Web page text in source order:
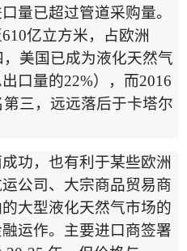
量已超过管道采购量。
610亿立方米，占欧洲
美国已成为液化天然气
口量的22%），而2016
第三，远远落后于卡塔尔
功，也有利于某些欧洲
公司、大宗商品贸易商
大型液化天然气市场的
运作。主要进口商签署